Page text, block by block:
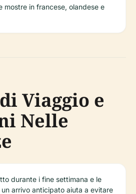
mostre in francese, olandese e
Viaggio e
Nelle
durante i fine settimana e le
arrivo anticipato aiuta a evitare